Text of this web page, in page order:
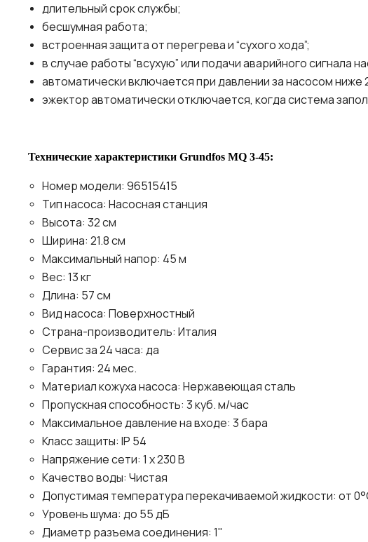
длительный срок службы;
бесшумная работа;
встроенная защита от перегрева и “сухого хода”;
в случае работы “всухую” или подачи аварийного сигнала
автоматически включается при давлении за насосом
эжектор автоматически отключается, когда система
Технические характеристики Grundfos MQ 3-45:
Номер модели: 96515415
Тип насоса: Насосная станция
Высота: 32 см
Ширина: 21.8 см
Максимальный напор: 45 м
Вес: 13 кг
Длина: 57 см
Вид насоса: Поверхностный
Страна-производитель: Италия
Сервис за 24 часа: да
Гарантия: 24 мес.
Материал кожуха насоса: Нержавеющая сталь
Пропускная способность: 3 куб. м/час
Максимальное давление на входе: 3 бара
Класс защиты: IP 54
Напряжение сети: 1 х 230 В
Качество воды: Чистая
Допустимая температура перекачиваемой жидкости: от
Уровень шума: до 55 дБ
Диаметр разъема соединения: 1"